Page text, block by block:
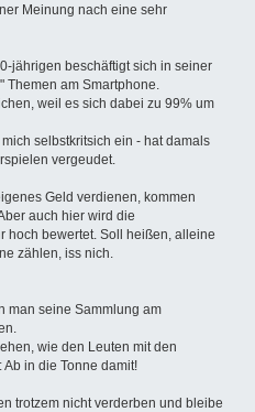
Meinung nach eine sehr
jährigen beschäftigt sich in seiner
am Smartphone.
weil es sich dabei zu 99% um
selbstkritsich ein - hat damals
vergeudet.
Geld verdienen, kommen
auch hier wird die
hoch bewertet. Soll heißen, alleine
zählen, iss nich.
man seine Sammlung am
wie den Leuten mit den
in die Tonne damit!
trotzem nicht verderben und bleibe